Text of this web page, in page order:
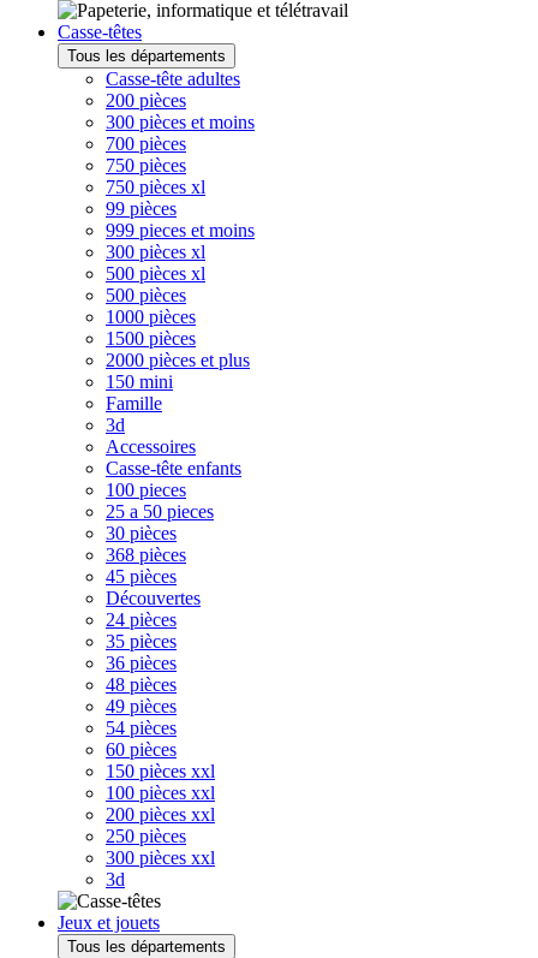
Casse-têtes
Tous les départements
Casse-tête adultes
200 pièces
300 pièces et moins
700 pièces
750 pièces
750 pièces xl
99 pièces
999 pieces et moins
300 pièces xl
500 pièces xl
500 pièces
1000 pièces
1500 pièces
2000 pièces et plus
150 mini
Famille
3d
Accessoires
Casse-tête enfants
100 pieces
25 a 50 pieces
30 pièces
368 pièces
45 pièces
Découvertes
24 pièces
35 pièces
36 pièces
48 pièces
49 pièces
54 pièces
60 pièces
150 pièces xxl
100 pièces xxl
200 pièces xxl
250 pièces
300 pièces xxl
3d
Jeux et jouets
Tous les départements